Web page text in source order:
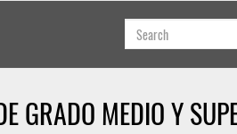
GRADO MEDIO Y